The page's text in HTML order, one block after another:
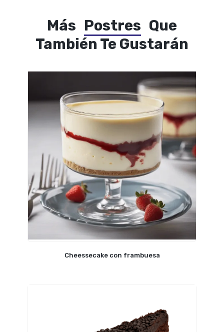
Más Postres Que
También Te Gustarán
Cheessecake con frambuesa